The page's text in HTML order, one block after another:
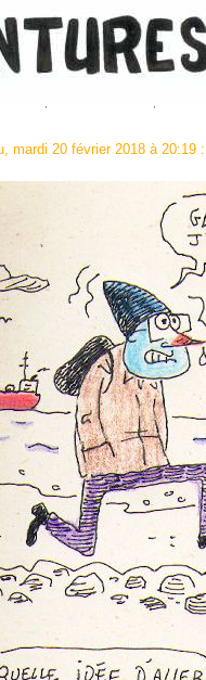
mardi 20 février 2018 à 20:19